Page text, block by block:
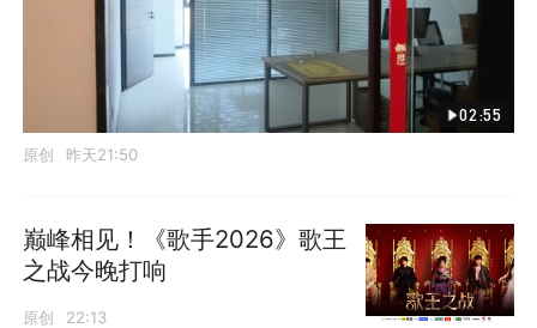
02:55
原创 昨天21:50
巅峰相见！《歌手2026》歌王
之战今晚打响
原创 22:13